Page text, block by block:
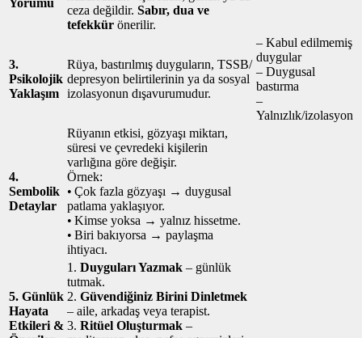
Yorumu
ceza değildir. Sabır, dua ve
tefekkür önerilir.
3.
Psikolojik
Yaklaşım
Rüya, bastırılmış duyguların, TSSB/
depresyon belirtilerinin ya da sosyal
izolasyonun dışavurumudur.
– Kabul edilmemiş
duygular
– Duygusal
bastırma
–
Yalnızlık/izolasyon
4.
Sembolik
Detaylar
Rüyanın etkisi, gözyaşı miktarı,
süresi ve çevredeki kişilerin
varlığına göre değişir.
Örnek:
• Çok fazla gözyaşı → duygusal
patlama yaklaşıyor.
• Kimse yoksa → yalnız hissetme.
• Biri bakıyorsa → paylaşma
ihtiyacı.
5. Günlük
Hayata
Etkileri &
1. Duyguları Yazmak – günlük
tutmak.
2. Güvendiğiniz Birini Dinletmek
– aile, arkadaş veya terapist.
3. Ritüel Oluşturmak –